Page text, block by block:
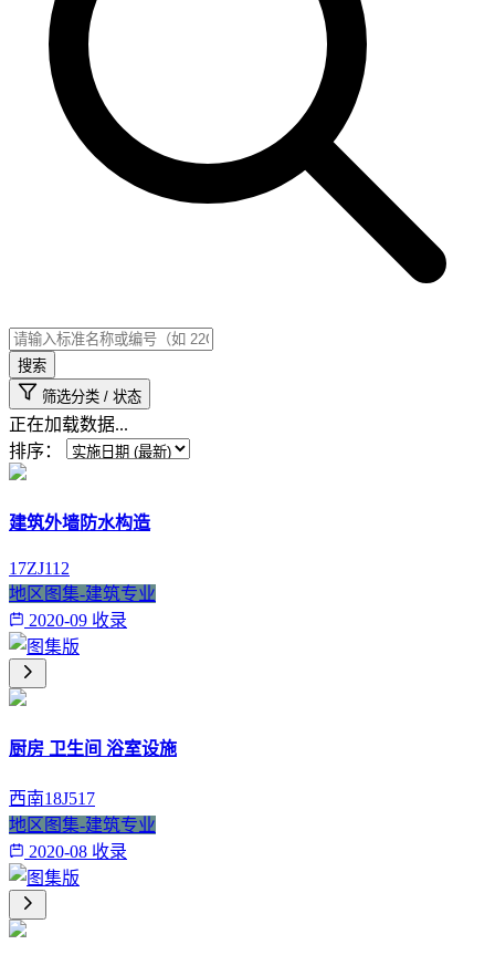
搜索
筛选分类 / 状态
正在加载数据...
排序：
建筑外墙防水构造
17ZJ112
地区图集-建筑专业
2020-09 收录
厨房 卫生间 浴室设施
西南18J517
地区图集-建筑专业
2020-08 收录